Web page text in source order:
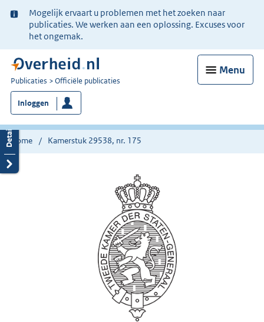
Ter
informatie:
Mogelijk ervaart u problemen met het zoeken naar
publicaties. We werken aan een oplossing. Excuses voor
het ongemak.
Menu
U
bent
nu
hier:
Publicaties Officiële publicaties
Inloggen
Home Kamerstuk 29538, nr. 175